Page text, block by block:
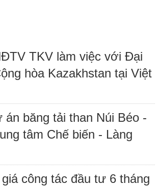
TKV làm việc với Đại
hòa Kazakhstan tại Việt
án băng tải than Núi Béo -
tâm Chế biến - Làng
công tác đầu tư 6 tháng